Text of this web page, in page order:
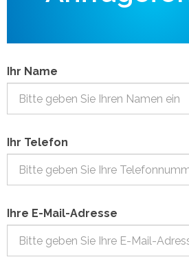
Ihr Name
Ihr Telefon
Ihre E-Mail-Adresse